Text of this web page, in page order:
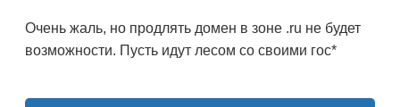
Очень жаль, но продлять домен в зоне .ru не будет
возможности. Пусть идут лесом со своими гос*